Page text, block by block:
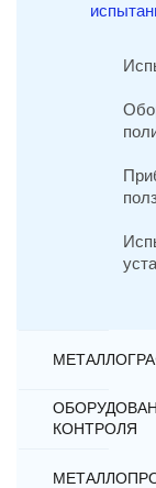
КОНТРОЛЯ